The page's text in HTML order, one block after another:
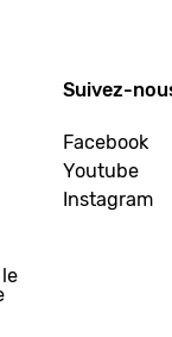
Suivez-
Facebook
Youtube
Instagram